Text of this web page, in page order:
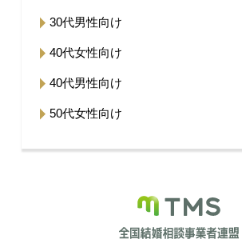
30代男性向け
40代女性向け
40代男性向け
50代女性向け